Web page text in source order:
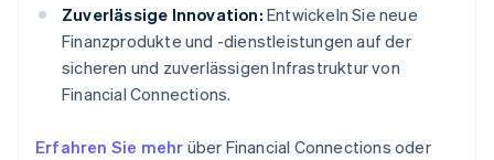
Zuverlässige Innovation: Entwickeln Sie neue
Finanzprodukte und -dienstleistungen auf der
sicheren und zuverlässigen Infrastruktur von
Financial Connections.
Erfahren Sie mehr über Financial Connections oder